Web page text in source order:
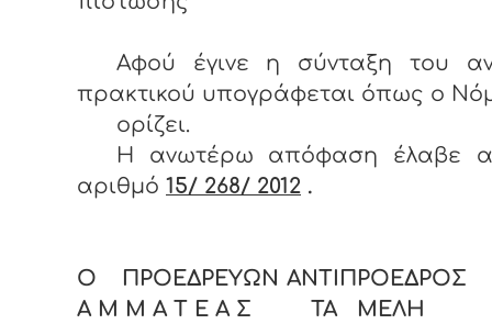
Αφού έγινε η σύνταξη του
πρακτικού υπογράφεται όπως ο
ορίζει.
Η ανωτέρω απόφαση έλαβε
αριθμό 15/ 268/ 2012 .
Ο ΠΡΟΕΔΡΕΥΩΝ
Α Μ Μ Α Τ Ε Α Σ ΤΑ ΜΕΛΗ